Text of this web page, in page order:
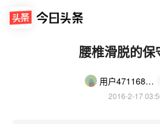
腰椎滑脱的保
用户4711683427
2016-2-17